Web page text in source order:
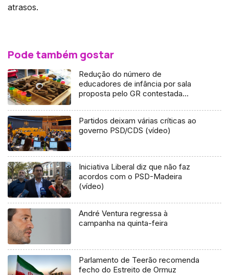
atrasos.
Pode também gostar
Redução do número de
educadores de infância por sala
proposta pelo GR contestada
Partidos deixam várias críticas ao
governo PSD/CDS (vídeo)
Iniciativa Liberal diz que não faz
acordos com o PSD-Madeira
(vídeo)
André Ventura regressa à
campanha na quinta-feira
Parlamento de Teerão recomenda
fecho do Estreito de Ormuz